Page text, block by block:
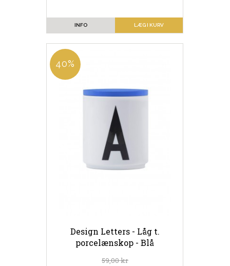
LÆG I KURV
INFO
40%
Design Letters - Låg t.
porcelænskop - Blå
59,00 kr